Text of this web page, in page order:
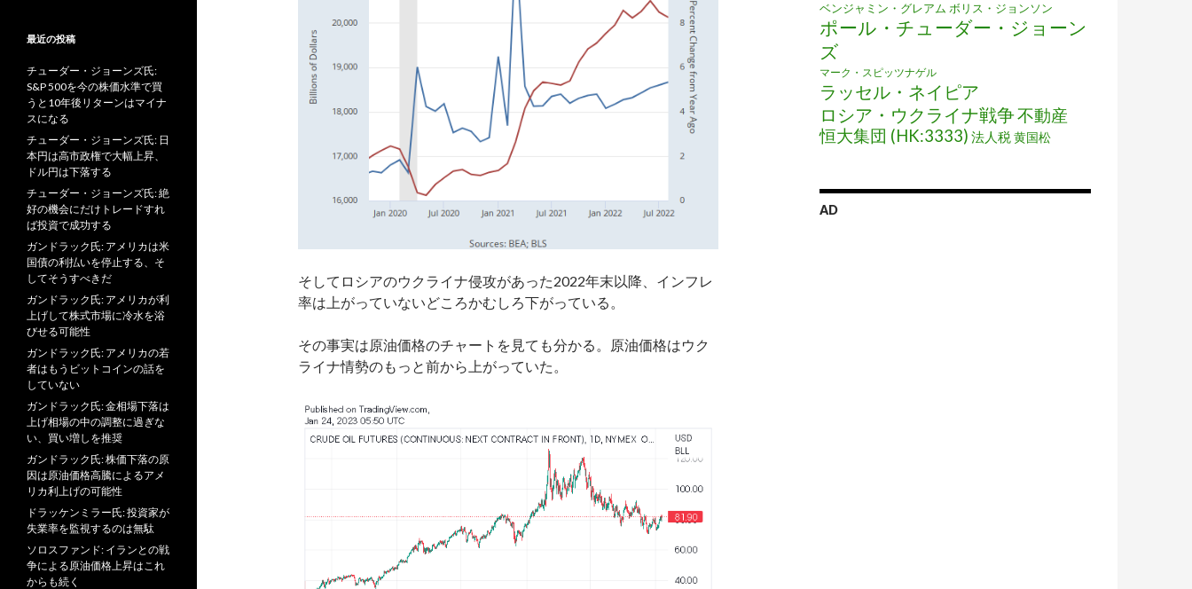
そしてロシアのウクライナ侵攻があった2022年末以降、インフレ
率は上がっていないどころかむしろ下がっている。
その事実は原油価格のチャートを見ても分かる。原油価格はウク
ライナ情勢のもっと前から上がっていた。
ベンジャミン・グレアム ボリス・ジョンソン
ポール・チューダー・ジョーン
ズ
マーク・スピッツナゲル
ラッセル・ネイピア
ロシア・ウクライナ戦争不動産
恒大集団 (HK:3333) 法人税黄国松
AD
最近の投稿
チューダー・ジョーンズ氏:
S&P 500を今の株価水準で買
うと10年後リターンはマイナ
スになる
チューダー・ジョーンズ氏: 日
本円は高市政権で大幅上昇、
ドル円は下落する
チューダー・ジョーンズ氏: 絶
好の機会にだけトレードすれ
ば投資で成功する
ガンドラック氏: アメリカは米
国債の利払いを停止する、そ
してそうすべきだ
ガンドラック氏: アメリカが利
上げして株式市場に冷水を浴
びせる可能性
ガンドラック氏: アメリカの若
者はもうビットコインの話を
していない
ガンドラック氏: 金相場下落は
上げ相場の中の調整に過ぎな
い、買い増しを推奨
ガンドラック氏: 株価下落の原
因は原油価格高騰によるアメ
リカ利上げの可能性
ドラッケンミラー氏: 投資家が
失業率を監視するのは無駄
ソロスファンド: イランとの戦
争による原油価格上昇はこれ
からも続く